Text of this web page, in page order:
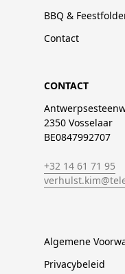
BBQ &
Contact
CONTACT
2350 Vosselaar
BE0847992707
+32 14 61 71 95
Algemene
Privacybeleid